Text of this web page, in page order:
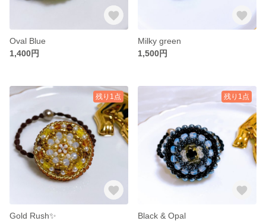
Oval Blue
1,400円
Milky green
1,500円
残り1点
Gold Rush✨
残り1点
Black & Opal